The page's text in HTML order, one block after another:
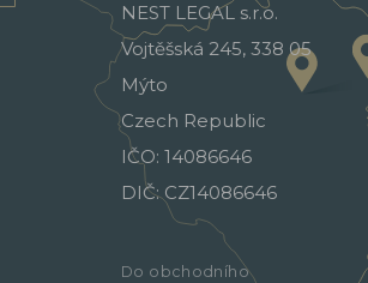
NEST LEGAL s.r.o.
Vojtěšská 245, 338 05
Mýto
Czech Republic
IČO: 14086646
DIČ: CZ14086646
Do obchodního